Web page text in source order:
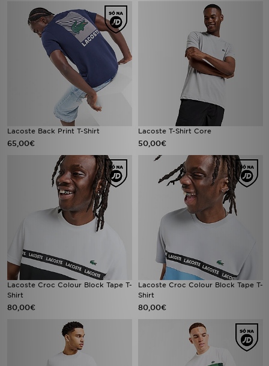
Lacoste Back Print T-Shirt
65,00€
Lacoste T-Shirt Core
50,00€
Lacoste Croc Colour Block Tape T-
Shirt
80,00€
Lacoste Croc Colour Block Tape T-
Shirt
80,00€